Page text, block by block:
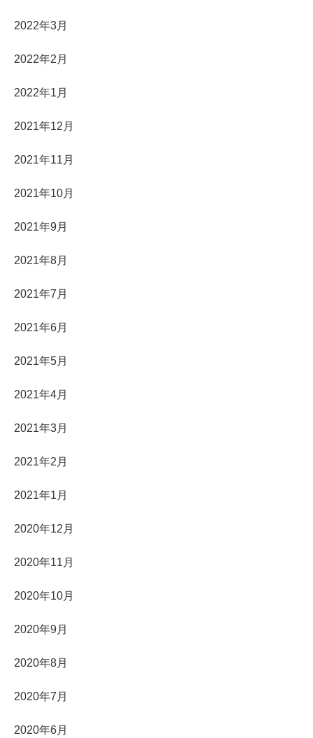
2022年3月
2022年2月
2022年1月
2021年12月
2021年11月
2021年10月
2021年9月
2021年8月
2021年7月
2021年6月
2021年5月
2021年4月
2021年3月
2021年2月
2021年1月
2020年12月
2020年11月
2020年10月
2020年9月
2020年8月
2020年7月
2020年6月